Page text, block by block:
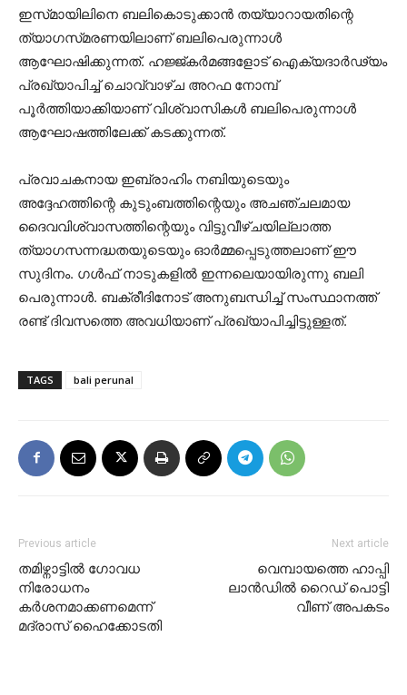
ഇസ്‌മായിലിനെ ബലികൊടുക്കാൻ തയ്യാറായതിന്റെ
ത്യാഗസ്‌മരണയിലാണ്‌ ബലിപെരുന്നാൾ
ആഘോഷിക്കുന്നത്‌. ഹജ്ജ്കർമങ്ങളോട് ഐക്യദാർഢ്യം
പ്രഖ്യാപിച്ച് ചൊവ്വാഴ്ച അറഫ നോമ്പ്
പൂർത്തിയാക്കിയാണ് വിശ്വാസികൾ ബലിപെരുന്നാൾ
ആഘോഷത്തിലേക്ക് കടക്കുന്നത്.
പ്രവാചകനായ ഇബ്രാഹിം നബിയുടെയും
അദ്ദേഹത്തിന്റെ കുടുംബത്തിന്റെയും അചഞ്ചലമായ
ദൈവവിശ്വാസത്തിന്റെയും വിട്ടുവീഴ്ചയില്ലാത്ത
ത്യാഗസന്നദ്ധതയുടെയും ഓർമ്മപ്പെടുത്തലാണ് ഈ
സുദിനം. ഗൾഫ് നാടുകളിൽ ഇന്നലെയായിരുന്നു ബലി
പെരുന്നാൾ. ബക്രീദിനോട് അനുബന്ധിച്ച് സംസ്ഥാനത്ത്
രണ്ട് ദിവസത്തെ അവധിയാണ് പ്രഖ്യാപിച്ചിട്ടുള്ളത്.
TAGS bali perunal
Previous article
തമിഴ്നാട്ടിൽ ഗോവധ
നിരോധനം
കർശനമാക്കണമെന്ന്
മദ്രാസ് ഹൈക്കോടതി
Next article
വെമ്പായത്തെ ഹാപ്പി
ലാൻഡില്‍ റൈഡ്‌ പൊട്ടി
വീണ് അപകടം